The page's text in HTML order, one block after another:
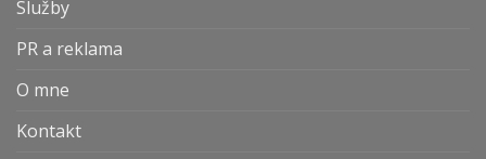
Služby
PR a reklama
O mne
Kontakt